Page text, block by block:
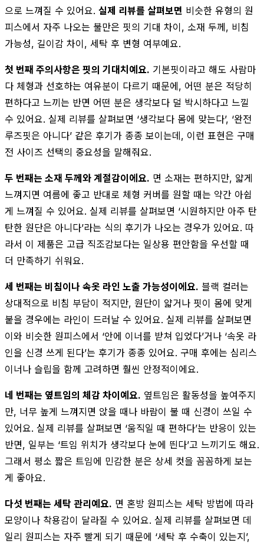
으로 느껴질 수 있어요. 실제 리뷰를 살펴보면 비슷한 유형의 원
피스에서 자주 나오는 불만은 핏의 기대 차이, 소재 두께, 비침
가능성, 길이감 차이, 세탁 후 변형 여부예요.
첫 번째 주의사항은 핏의 기대치예요. 기본핏이라고 해도 사람마
다 체형과 선호하는 여유분이 다르기 때문에, 어떤 분은 적당히
편하다고 느끼는 반면 어떤 분은 생각보다 덜 박시하다고 느낄
수 있어요. 실제 리뷰를 살펴보면 ‘생각보다 몸에 맞는다’, ‘완전
루즈핏은 아니다’ 같은 후기가 종종 보이는데, 이런 표현은 구매
전 사이즈 선택의 중요성을 말해줘요.
두 번째는 소재 두께와 계절감이에요. 면 소재는 편하지만, 얇게
느껴지면 여름에 좋고 반대로 체형 커버를 원할 때는 약간 아쉽
게 느껴질 수 있어요. 실제 리뷰를 살펴보면 ‘시원하지만 아주 탄
탄한 원단은 아니다’라는 식의 후기가 나오는 경우가 있어요. 따
라서 이 제품은 고급 직조감보다는 일상용 편안함을 우선할 때
더 만족하기 쉬워요.
세 번째는 비침이나 속옷 라인 노출 가능성이에요. 블랙 컬러는
상대적으로 비침 부담이 적지만, 원단이 얇거나 핏이 몸에 맞게
붙을 경우에는 라인이 드러날 수 있어요. 실제 리뷰를 살펴보면
이와 비슷한 원피스에서 ‘안에 이너를 받쳐 입었다’거나 ‘속옷 라
인을 신경 쓰게 된다’는 후기가 종종 있어요. 구매 후에는 심리스
이너나 슬립을 함께 고려하면 훨씬 안정적이에요.
네 번째는 옆트임의 체감 차이예요. 옆트임은 활동성을 높여주지
만, 너무 높게 느껴지면 앉을 때나 바람이 불 때 신경이 쓰일 수
있어요. 실제 리뷰를 살펴보면 ‘움직일 때 편하다’는 반응이 있는
반면, 일부는 ‘트임 위치가 생각보다 눈에 띈다’고 느끼기도 해요.
그래서 평소 짧은 트임에 민감한 분은 상세 컷을 꼼꼼하게 보는
게 좋아요.
다섯 번째는 세탁 관리예요. 면 혼방 원피스는 세탁 방법에 따라
모양이나 착용감이 달라질 수 있어요. 실제 리뷰를 살펴보면 데
일리 원피스는 자주 빨게 되기 때문에 ‘세탁 후 수축이 있는지’,